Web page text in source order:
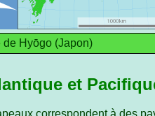
de Hyōgo (Japon)
et